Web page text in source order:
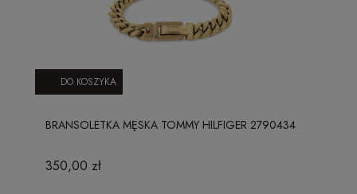
BRANSOLETKA MĘSKA TOMMY HILFIGER 2790434
350,00 zł
DO KOSZYKA